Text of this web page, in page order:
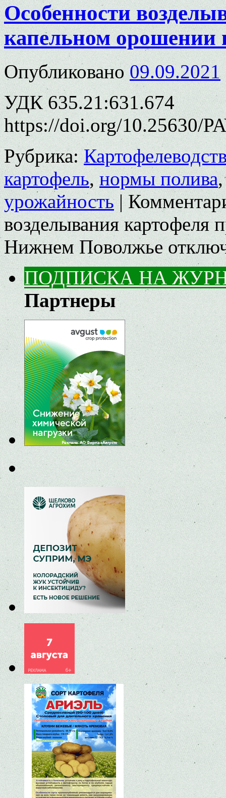
Особенности
капельном
Опубликовано 09.09.2021
УДК 635.21:631.674
https://doi.org/10.25630/
Рубрика:
картофель,нормы полива
урожайность |
возделывания картофеля
Нижнем Поволжье
ПОДПИСКА НА
Партнеры